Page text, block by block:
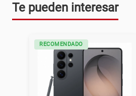
Te pueden interesar
RECOMENDADO